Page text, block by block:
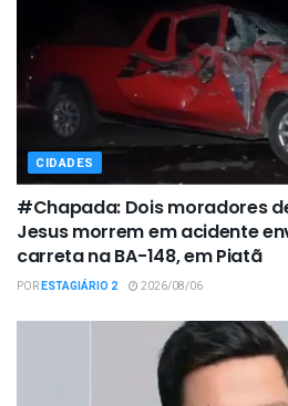
CIDADES
#Chapada: Dois moradores
Jesus morrem em acidente
carreta na BA-148, em Piatã
PORESTAGIÁRIO 2 2026/08/06